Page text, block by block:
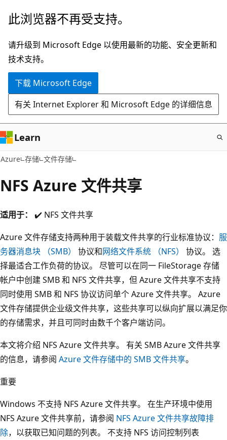
跳
主
要
内
此浏览器不再受支持。
请升级到 Microsoft Edge 以使用最新的功能、安全更新和
技术支持。
下载 Microsoft Edge
有关 Internet Explorer 和 Microsoft Edge 的详细信息
Learn
Azure 存储 文件存储
NFS Azure 文件共享
适用于：
✔️ NFS 文件共享
Azure 文件存储支持两种用于装载文件共享的行业标准协议： 服
务器消息块 （SMB）
协议和网络文件系统 （NFS）
协议。 选
择最适合工作负荷的协议。 尽管可以在同一 FileStorage 存储
帐户中创建 SMB 和 NFS 文件共享，但 Azure 文件共享不支持
同时使用 SMB 和 NFS 协议访问单个 Azure 文件共享。 Azure
文件存储提供企业级文件共享，这些共享可以纵向扩展以满足你
的存储需求，并且可同时由数千个客户端访问。
本文将介绍 NFS Azure 文件共享。 有关 SMB Azure 文件共享
的信息，请参阅 Azure 文件存储中的 SMB 文件共享。
重要
Windows 不支持 NFS Azure 文件共享。 在生产环境中使用
NFS Azure 文件共享前，请参阅 NFS Azure 文件共享故障排
除，以获取已知问题的列表。 不支持 NFS 访问控制列表